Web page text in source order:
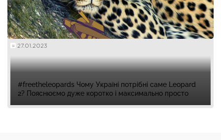
27.01.2023
#freetheleopards Чому Україні потрібні саме Leopard
2? Пояснюємо дуже коротко і максимально просто